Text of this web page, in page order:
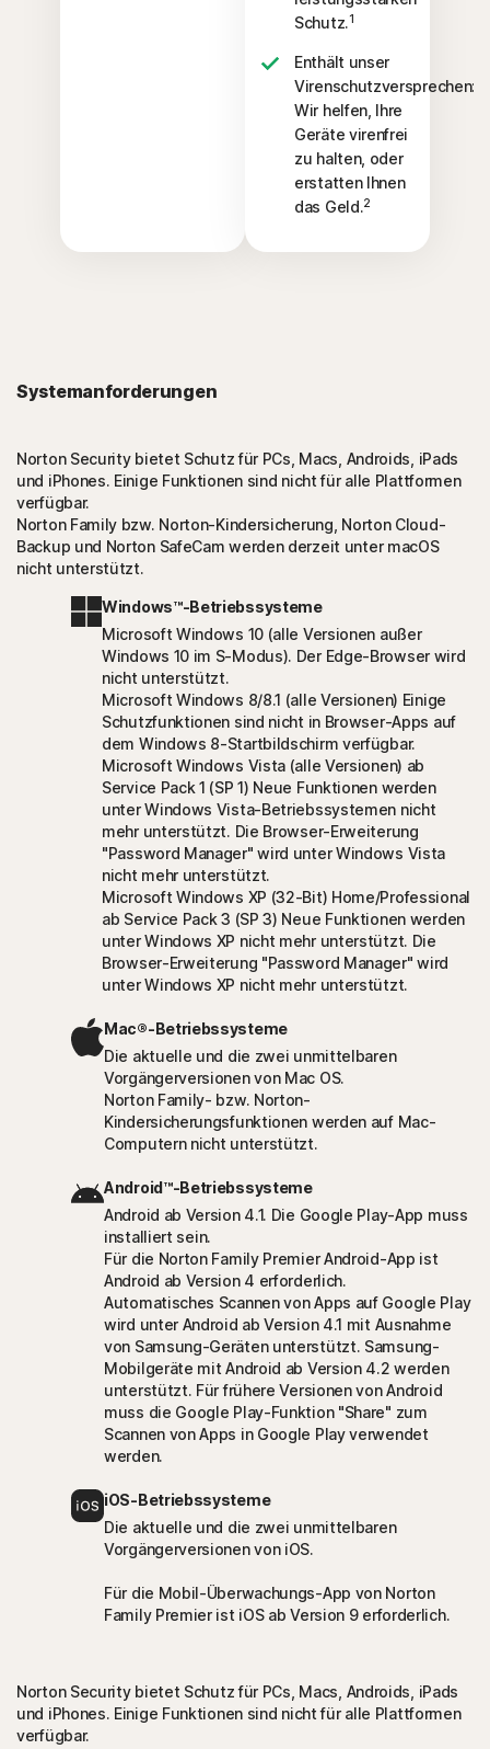
Schutz.1
Enthält unser
Virenschutzversprechen:
Wir helfen, Ihre
Geräte virenfrei
zu halten, oder
erstatten Ihnen
das Geld.2
Systemanforderungen
Norton Security bietet Schutz für PCs, Macs, Androids, iPads
und iPhones. Einige Funktionen sind nicht für alle Plattformen
verfügbar.
Norton Family bzw. Norton-Kindersicherung, Norton Cloud-
Backup und Norton SafeCam werden derzeit unter macOS
nicht unterstützt.
Windows™-Betriebssysteme
Microsoft Windows 10 (alle Versionen außer
Windows 10 im S-Modus). Der Edge-Browser wird
nicht unterstützt.
Microsoft Windows 8/8.1 (alle Versionen) Einige
Schutzfunktionen sind nicht in Browser-Apps auf
dem Windows 8-Startbildschirm verfügbar.
Microsoft Windows Vista (alle Versionen) ab
Service Pack 1 (SP 1) Neue Funktionen werden
unter Windows Vista-Betriebssystemen nicht
mehr unterstützt. Die Browser-Erweiterung
"Password Manager" wird unter Windows Vista
nicht mehr unterstützt.
Microsoft Windows XP (32-Bit) Home/Professional
ab Service Pack 3 (SP 3) Neue Funktionen werden
unter Windows XP nicht mehr unterstützt. Die
Browser-Erweiterung "Password Manager" wird
unter Windows XP nicht mehr unterstützt.
Mac®-Betriebssysteme
Die aktuelle und die zwei unmittelbaren
Vorgängerversionen von Mac OS.
Norton Family- bzw. Norton-
Kindersicherungsfunktionen werden auf Mac-
Computern nicht unterstützt.
Android™-Betriebssysteme
Android ab Version 4.1. Die Google Play-App muss
installiert sein.
Für die Norton Family Premier Android-App ist
Android ab Version 4 erforderlich.
Automatisches Scannen von Apps auf Google Play
wird unter Android ab Version 4.1 mit Ausnahme
von Samsung-Geräten unterstützt. Samsung-
Mobilgeräte mit Android ab Version 4.2 werden
unterstützt. Für frühere Versionen von Android
muss die Google Play-Funktion "Share" zum
Scannen von Apps in Google Play verwendet
werden.
iOS-Betriebssysteme
Die aktuelle und die zwei unmittelbaren
Vorgängerversionen von iOS.
Für die Mobil-Überwachungs-App von Norton
Family Premier ist iOS ab Version 9 erforderlich.
Norton Security bietet Schutz für PCs, Macs, Androids, iPads
und iPhones. Einige Funktionen sind nicht für alle Plattformen
verfügbar.